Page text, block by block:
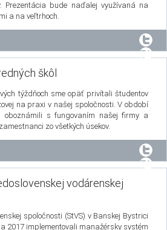
Prezentácia bude naďalej využívaná na
a na veľtrhoch.
škôl
týždňoch sme opäť privítali študentov
na praxi v našej spoločnosti. V období
oboznámili s fungovaním našej firmy a
zo všetkých úsekov.
vodárenskej
spoločnosti (StVS) v Banskej Bystrici
2017 implementovali manažérsky systém